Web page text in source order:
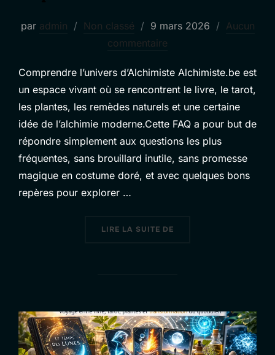
par admin Non classé
Publié
le
9 mars 2026
Aucun
commentaire
Comprendre l’univers d’Alchimiste Alchimiste.be est
un espace vivant où se rencontrent le livre, le tarot,
les plantes, les remèdes naturels et une certaine
idée de l’alchimie moderne.Cette FAQ a pour but de
répondre simplement aux questions les plus
fréquentes, sans brouillard inutile, sans promesse
magique en costume doré, et avec quelques bons
repères pour explorer …
LIRE LA SUITE DE